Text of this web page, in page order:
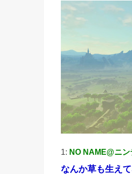
1: NO NAME@ニ
なんか草も生え